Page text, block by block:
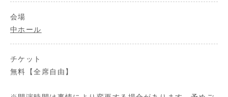
会場
中ホール
チケット
無料【全席自由】